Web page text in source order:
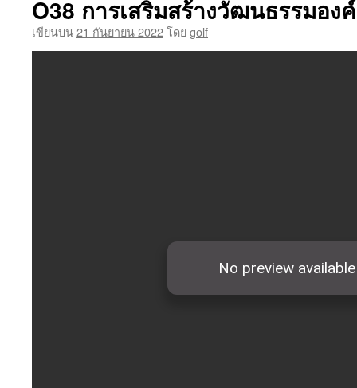
O38 การเสริมสร้างวัฒนธรรมอง
เขียนบน21 กันยายน 2022โดยgolf